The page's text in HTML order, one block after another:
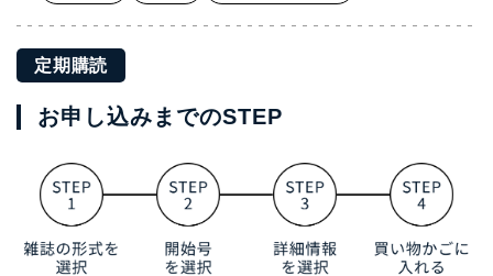
定期購読
お申し込みまでのSTEP